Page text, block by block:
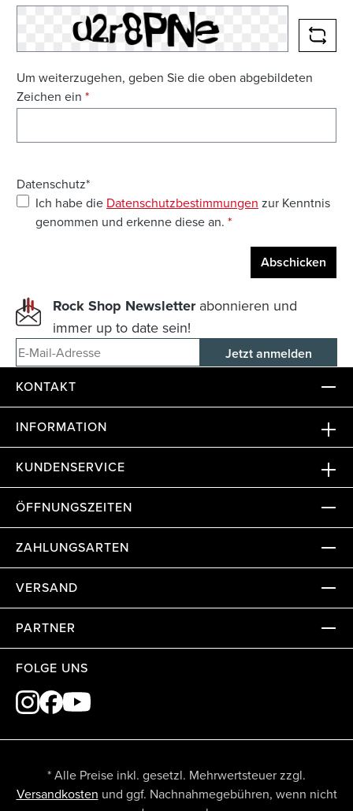
Um weiterzugehen, geben Sie die oben abgebildeten
Zeichen ein *
Datenschutz*
Ich habe die Datenschutzbestimmungen zur Kenntnis
genommen und erkenne diese an. *
Abschicken
Rock Shop Newsletterabonnieren und
immer up to date sein!
E-Mail-Adresse
KONTAKT
INFORMATION
KUNDENSERVICE
ÖFFNUNGSZEITEN
ZAHLUNGSARTEN
VERSAND
PARTNER
FOLGE UNS
* Alle Preise inkl. gesetzl. Mehrwertsteuer zzgl.
Versandkosten und ggf. Nachnahmegebühren, wenn nicht